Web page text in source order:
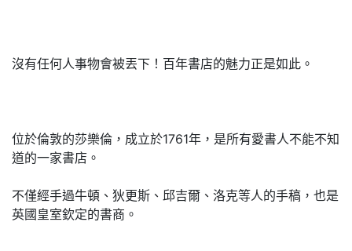
沒有任何人事物會被丟下！百年書店的魅力正是如此。
位於倫敦的莎樂倫，成立於1761年，是所有愛書人不能不知
道的一家書店。
不僅經手過牛頓、狄更斯、邱吉爾、洛克等人的手稿，也是
英國皇室欽定的書商。